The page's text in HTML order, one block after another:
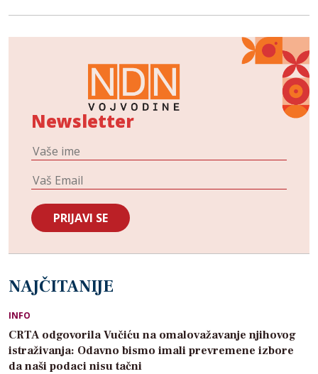
Newsletter
NAJČITANIJE
INFO
CRTA odgovorila Vučiću na omalovažavanje njihovog
istraživanja: Odavno bismo imali prevremene izbore
da naši podaci nisu tačni